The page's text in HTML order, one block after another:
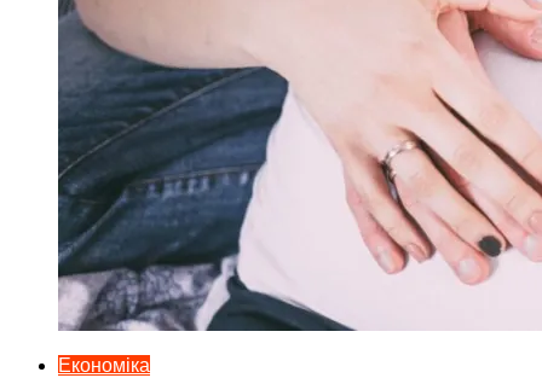
Економіка